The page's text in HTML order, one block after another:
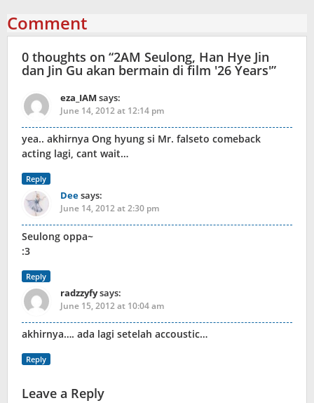
Comment
0 thoughts on “2AM Seulong, Han Hye Jin
dan Jin Gu akan bermain di film '26 Years'”
eza_IAMsays:
June 14, 2012 at 12:14 pm
yea.. akhirnya Ong hyung si Mr. falseto comeback
acting lagi, cant wait…
Reply
Deesays:
June 14, 2012 at 2:30 pm
Seulong oppa~
:3
Reply
radzzyfysays:
June 15, 2012 at 10:04 am
akhirnya…. ada lagi setelah accoustic…
Reply
Leave a Reply